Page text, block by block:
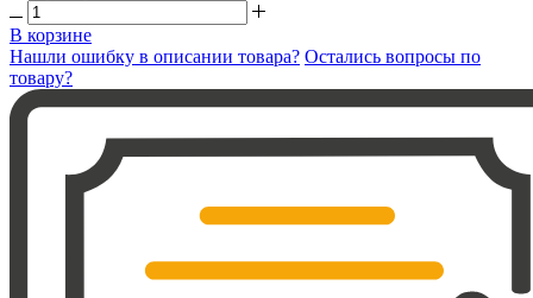
В корзине
Нашли ошибку в описании товара? Остались вопросы по
товару?